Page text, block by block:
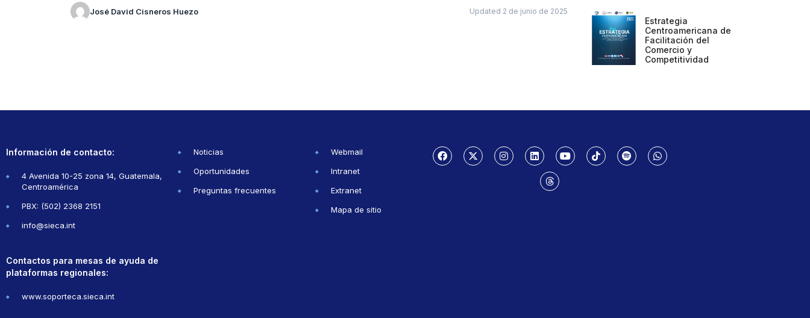
José David Cisneros Huezo Updated 2 de junio de 2025
Estrategia
Centroamericana de
Facilitación del
Comercio y
Competitividad
Información de contacto:
4 Avenida 10-25 zona 14, Guatemala,
Centroamérica
PBX: (502) 2368 2151
info@sieca.int
Contactos para mesas de ayuda de
plataformas regionales:
www.soporteca.sieca.int
Noticias
Oportunidades
Preguntas frecuentes
Webmail
Intranet
Extranet
Mapa de sitio